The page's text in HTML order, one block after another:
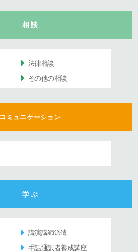
相 談
法律相談
その他の相談
コミュニケーション
学 ぶ
講演講師派遣
手話通訳者養成講座